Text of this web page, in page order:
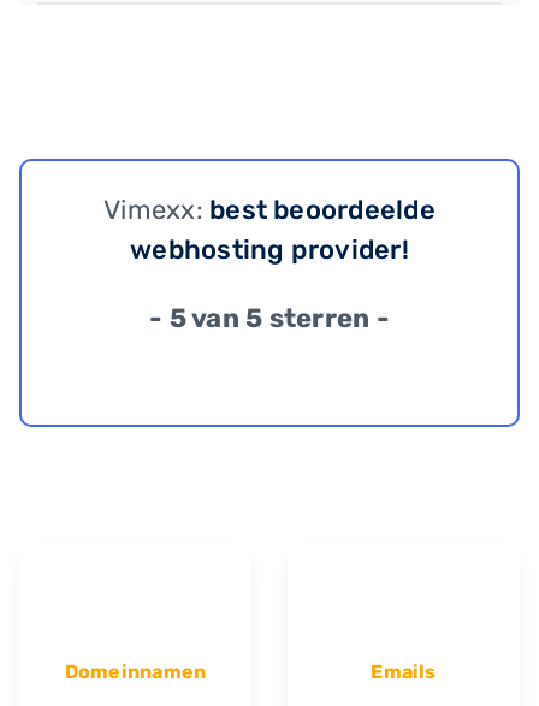
Vimexx: best beoordeelde
webhosting provider!
- 5 van 5 sterren -
Domeinnamen Emails